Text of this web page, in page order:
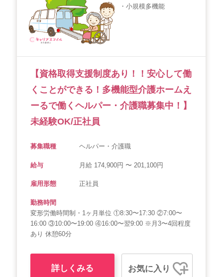
・小規模多機能
【資格取得支援制度あり！！安心して働
くことができる！多機能型介護ホームえ
ーるで働くヘルパー・介護職募集中！】
未経験OK/正社員
募集職種 ヘルパー・介護職
給与 月給 174,900円 〜 201,100円
雇用形態 正社員
勤務時間
変形労働時間制・1ヶ月単位 ①8:30〜17:30 ②7:00〜
16:00 ③10:00〜19:00 ④16:00〜翌9:00 ※月3〜4回程度
あり 休憩60分
詳しくみる お気に入り